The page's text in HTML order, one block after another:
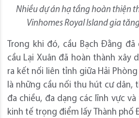
Nhiều dự án hạ tầng hoàn thiện
Vinhomes Royal Island gia
Trong khi đó, cầu Bạch Đằng
cầu Lại Xuân đã hoàn thành xây
ra kết nối liên tỉnh giữa Hải
là những cầu nối thu hút cư dân,
đa chiều, đa dạng các lĩnh vực
kinh tế trọng điểm lấy Thành phố